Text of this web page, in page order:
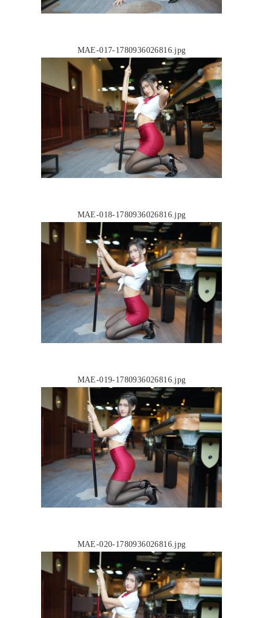
MAE-017-1780936026816.jpg
MAE-018-1780936026816.jpg
MAE-019-1780936026816.jpg
MAE-020-1780936026816.jpg